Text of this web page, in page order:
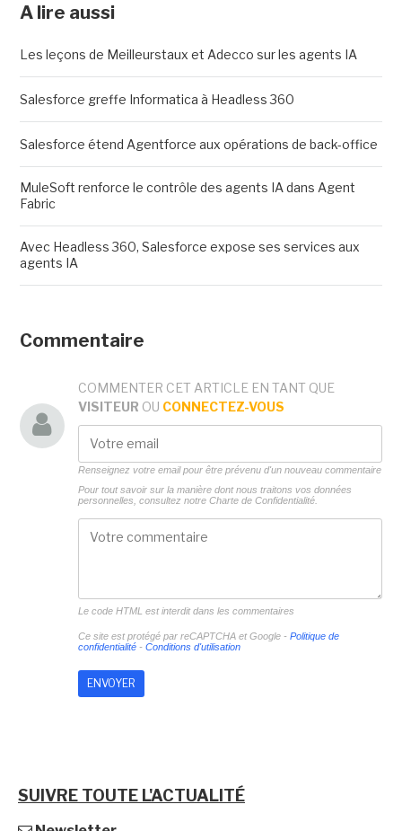
A lire aussi
Les leçons de Meilleurstaux et Adecco sur les agents IA
Salesforce greffe Informatica à Headless 360
Salesforce étend Agentforce aux opérations de back-office
MuleSoft renforce le contrôle des agents IA dans Agent
Fabric
Avec Headless 360, Salesforce expose ses services aux
agents IA
Commentaire
COMMENTER CET ARTICLE EN TANT QUE
VISITEUR OU CONNECTEZ-VOUS
Renseignez votre email pour être prévenu d'un nouveau commentaire
Pour tout savoir sur la manière dont nous traitons vos données
personnelles, consultez notre Charte de Confidentialité.
Le code HTML est interdit dans les commentaires
Ce site est protégé par reCAPTCHA et Google - Politique de
confidentialité- Conditions d'utilisation
SUIVRE TOUTE L'ACTUALITÉ